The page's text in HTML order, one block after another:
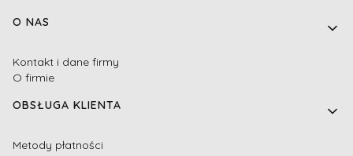
Linki w stopce
O NAS
Kontakt i dane firmy
O firmie
OBSŁUGA KLIENTA
Metody płatności